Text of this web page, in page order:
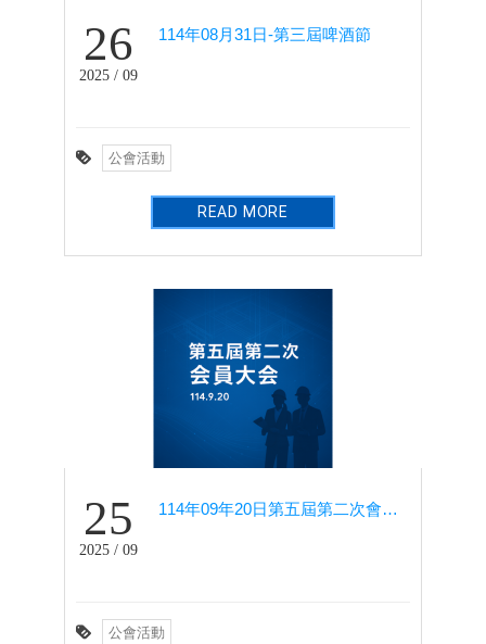
26
2025 / 09
114年08月31日-第三屆啤酒節
公會活動
READ MORE
25
2025 / 09
114年09年20日第五屆第二次會員大會
公會活動